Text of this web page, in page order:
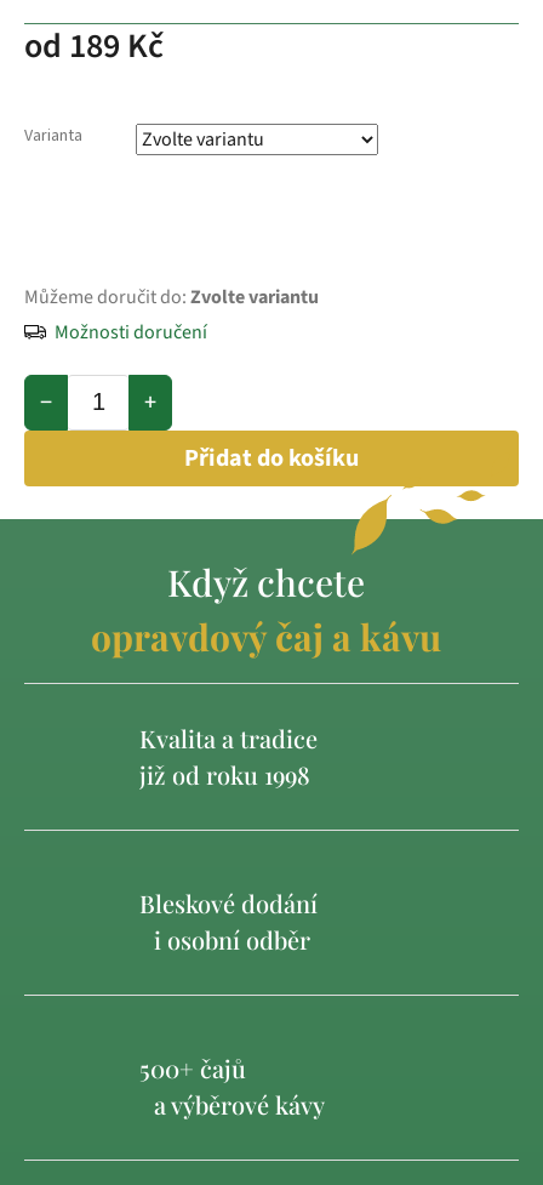
od 189 Kč
Varianta
Můžeme doručit do:Zvolte variantu
Možnosti doručení
+
−
Přidat do košíku
Když chcete
opravdový čaj a kávu
Kvalita a tradice
již od roku 1998
Bleskové dodání
i osobní odběr
500+ čajů
a výběrové kávy